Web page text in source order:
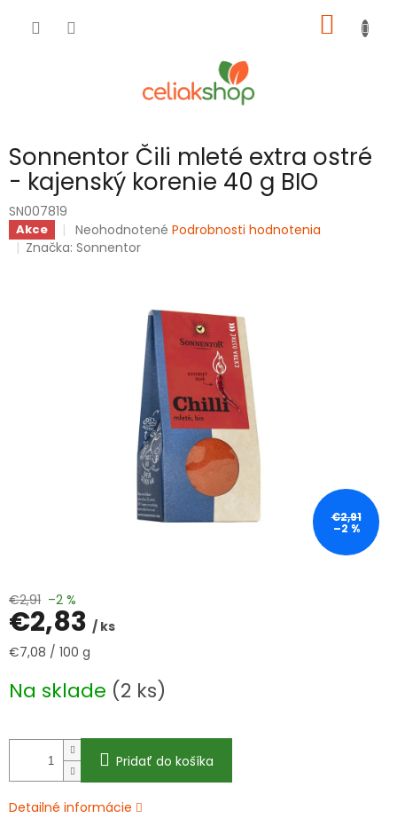
KOŠÍK
Sonnentor Čili mleté extra ostré
- kajenský korenie 40 g BIO
SN007819
Akce
Priemerné
hodnotenie
Neohodnotené Podrobnosti hodnotenia
Značka:Sonnentor
€2,91
–2 %
€2,91 –2 %
€2,83 / ks
Jednotková
€7,08 / 100 g
Na sklade (2 ks)
Pridať do košíka
Detailné informácie